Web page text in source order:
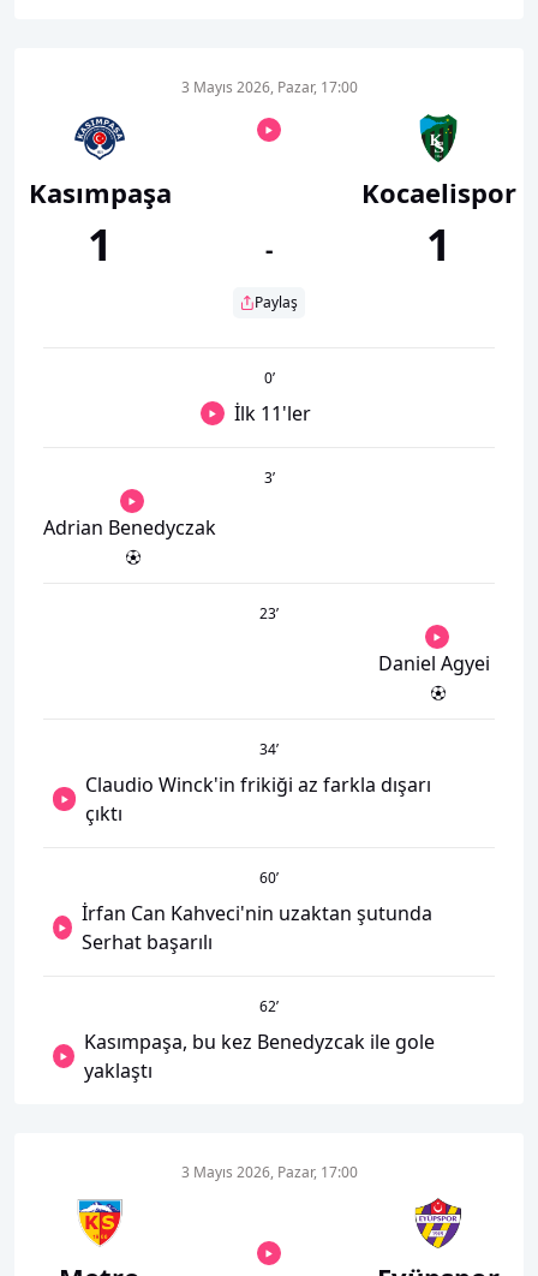
Kasımpaşa
1
3 Mayıs 2026, Pazar, 17:00
-
Paylaş
Kocaelispor
1
0’
İlk 11'ler
3’
Adrian Benedyczak
23’
Daniel Agyei
34’
Claudio Winck'in frikiği az farkla dışarı
çıktı
60’
İrfan Can Kahveci'nin uzaktan şutunda
Serhat başarılı
62’
Kasımpaşa, bu kez Benedyzcak ile gole
yaklaştı
3 Mayıs 2026, Pazar, 17:00